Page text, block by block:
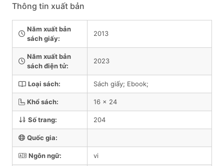
Thông tin xuất bản
Năm xuất bản
sách giấy:
2013
Năm xuất bản
sách điện tử:
2023
Loại sách: Sách giấy; Ebook;
Khổ sách: 16 x 24
Số trang: 204
Quốc gia:
Ngôn ngữ: vi